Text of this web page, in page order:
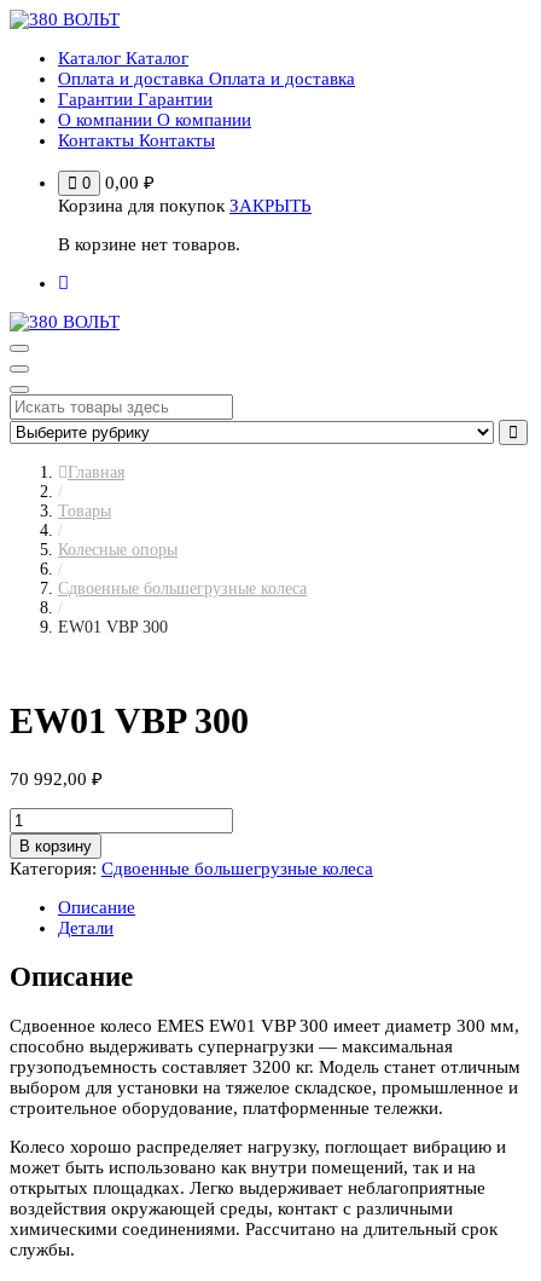
Перейти
содержимому
Каталог Каталог
Оплата и доставка Оплата и доставка
Гарантии Гарантии
О компании О компании
Контакты Контакты
0 0,00 ₽
Корзина для покупок ЗАКРЫТЬ
В корзине нет товаров.
Главная
/
Товары
/
Колесные опоры
/
Сдвоенные большегрузные колеса
/
EW01 VBP 300
EW01 VBP 300
70 992,00 ₽
Количество
товара
EW01
VBP
В корзину
Категория: Сдвоенные большегрузные колеса
Описание
Детали
Описание
Сдвоенное колесо EMES EW01 VBP 300 имеет диаметр 300 мм,
способно выдерживать супернагрузки — максимальная
грузоподъемность составляет 3200 кг. Модель станет отличным
выбором для установки на тяжелое складское, промышленное и
строительное оборудование, платформенные тележки.
Колесо хорошо распределяет нагрузку, поглощает вибрацию и
может быть использовано как внутри помещений, так и на
открытых площадках. Легко выдерживает неблагоприятные
воздействия окружающей среды, контакт с различными
химическими соединениями. Рассчитано на длительный срок
службы.